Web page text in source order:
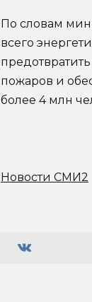
По словам
всего
пожаров и
более 4 млн
Новости СМИ2